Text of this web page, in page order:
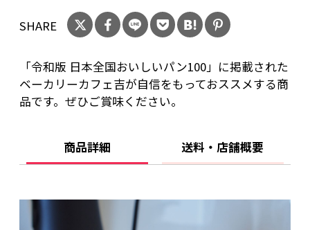
酒粕チーズ:小麦粉（カナダ産・国産他）、酒
粕、バター、砂糖、全脂乳、チーズ、塩、パン
■賞味期限
冷凍30日 解凍後1日
冷凍便（－18度以下）
す。
上記以外の地域は、配送料無料です。
SHARE
「令和版 日本全国おいしいパン100」に掲載された
ベーカリーカフェ吉が自信をもっておススメする商
品です。ぜひご賞味ください。
商品詳細 送料・店舗概要